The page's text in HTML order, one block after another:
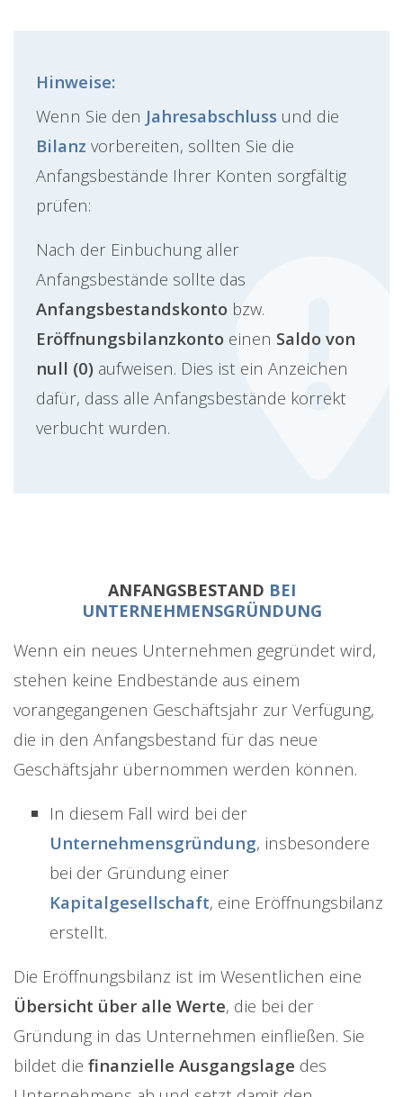
Hinweise:
Wenn Sie den Jahresabschluss und die
Bilanz vorbereiten, sollten Sie die
Anfangsbestände Ihrer Konten sorgfältig
prüfen:
Nach der Einbuchung aller
Anfangsbestände sollte das
Anfangsbestandskonto bzw.
Eröffnungsbilanzkonto einen Saldo von
null (0) aufweisen. Dies ist ein Anzeichen
dafür, dass alle Anfangsbestände korrekt
verbucht wurden.
ANFANGSBESTAND BEI
UNTERNEHMENSGRÜNDUNG
Wenn ein neues Unternehmen gegründet wird,
stehen keine Endbestände aus einem
vorangegangenen Geschäftsjahr zur Verfügung,
die in den Anfangsbestand für das neue
Geschäftsjahr übernommen werden können.
In diesem Fall wird bei der
Unternehmensgründung, insbesondere
bei der Gründung einer
Kapitalgesellschaft, eine Eröffnungsbilanz
erstellt.
Die Eröffnungsbilanz ist im Wesentlichen eine
Übersicht über alle Werte, die bei der
Gründung in das Unternehmen einfließen. Sie
bildet die finanzielle Ausgangslage des